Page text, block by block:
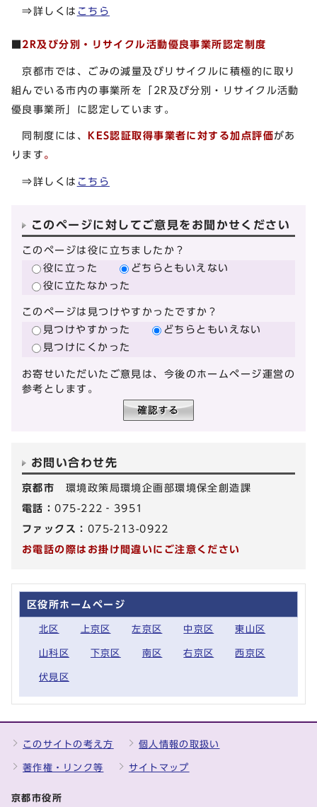
⇒詳しくは こちら
2R及び分別・リサイクル活動優良事業所認定制度
京都市では、ごみの減量及びリサイクルに積極的に取り
組んでいる市内の事業所を「2R及び分別・リサイクル活動
優良事業所」に認定しています。
同制度には、 KES認証取得事業者に対する加点評価があ
ります 。
⇒詳しくは こちら
このページに対してご意見をお聞かせください
このページは役に立ちましたか？
役に立った
どちらともいえない
役に立たなかった
このページは見つけやすかったですか？
見つけやすかった
どちらともいえない
見つけにくかった
お寄せいただいたご意見は、今後のホームページ運営の
参考とします。
お問い合わせ先
京都市 環境政策局環境企画部環境保全創造課
電話：075-222‐3951
ファックス： 075-213-0922
お電話の際はお掛け間違いにご注意ください
区役所ホームページ
北区 上京区 左京区 中京区 東山区
山科区 下京区 南区 右京区 西京区
伏見区
このサイトの考え方 個人情報の取扱い
著作権・リンク等 サイトマップ
京都市役所